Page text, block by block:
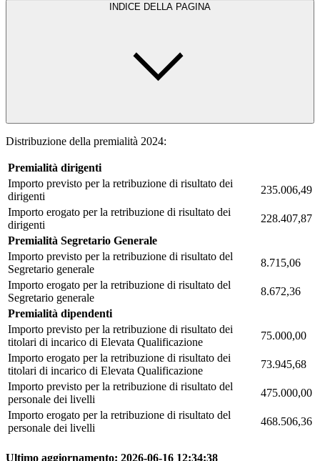
INDICE DELLA PAGINA
Distribuzione della premialità 2024:
Premialità dirigenti
Importo previsto per la retribuzione di risultato dei
dirigenti
235.006,49
Importo erogato per la retribuzione di risultato dei
dirigenti
228.407,87
Premialità Segretario Generale
Importo previsto per la retribuzione di risultato del
Segretario generale
8.715,06
Importo erogato per la retribuzione di risultato del
Segretario generale
8.672,36
Premialità dipendenti
Importo previsto per la retribuzione di risultato dei
titolari di incarico di Elevata Qualificazione
75.000,00
Importo erogato per la retribuzione di risultato dei
titolari di incarico di Elevata Qualificazione
73.945,68
Importo previsto per la retribuzione di risultato del
personale dei livelli
475.000,00
Importo erogato per la retribuzione di risultato del
personale dei livelli
468.506,36
Ultimo aggiornamento: 2026-06-16 12:34:38